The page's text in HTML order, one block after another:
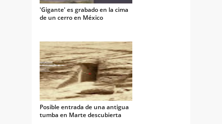
'Gigante' es grabado en la cima
de un cerro en México
Posible entrada de una antigua
tumba en Marte descubierta